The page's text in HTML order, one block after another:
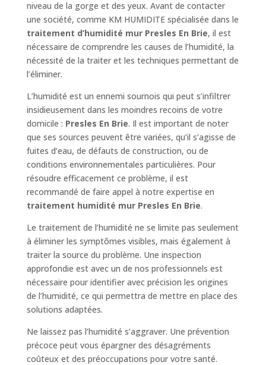
niveau de la gorge et des yeux. Avant de contacter
une société, comme KM HUMIDITE spécialisée dans le
traitement d’humidité mur Presles En Brie, il est
nécessaire de comprendre les causes de l’humidité, la
nécessité de la traiter et les techniques permettant de
l’éliminer.
L’humidité est un ennemi sournois qui peut s’infiltrer
insidieusement dans les moindres recoins de votre
domicile : Presles En Brie. Il est important de noter
que ses sources peuvent être variées, qu’il s’agisse de
fuites d’eau, de défauts de construction, ou de
conditions environnementales particulières. Pour
résoudre efficacement ce problème, il est
recommandé de faire appel à notre expertise en
traitement humidité mur Presles En Brie.
Le traitement de l’humidité ne se limite pas seulement
à éliminer les symptômes visibles, mais également à
traiter la source du problème. Une inspection
approfondie est avec un de nos professionnels est
nécessaire pour identifier avec précision les origines
de l’humidité, ce qui permettra de mettre en place des
solutions adaptées.
Ne laissez pas l’humidité s’aggraver. Une prévention
précoce peut vous épargner des désagréments
coûteux et des préoccupations pour votre santé.